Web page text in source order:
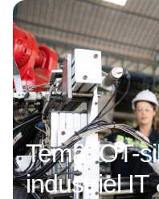
Tema: OT-
industriel IT